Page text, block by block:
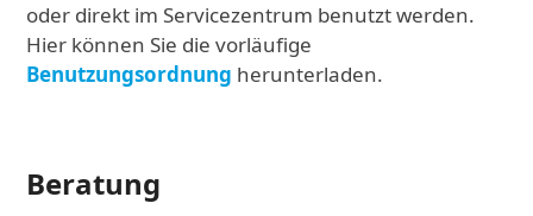
oder direkt im Servicezentrum benutzt werden.
Hier können Sie die vorläufige
Benutzungsordnung herunterladen.
Beratung